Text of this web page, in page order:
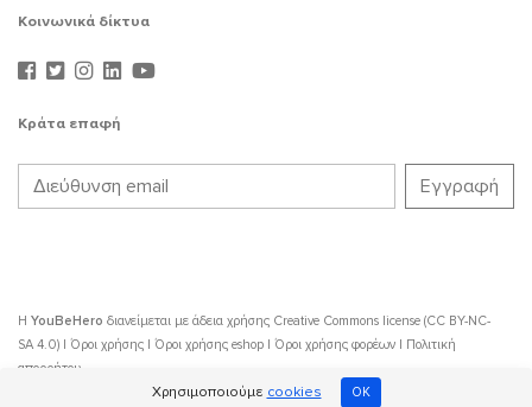
Χρησιμοποιούμε cookies OK
Κοινωνικά δίκτυα
Κράτα επαφή
Η YouBeHero διανείμεται με άδεια χρήσης Creative Commons license (CC BY-NC-
SA 4.0)
Όροι χρήσης Όροι χρήσης eshop Όροι χρήσης φορέων
Πολιτική
απορρήτου